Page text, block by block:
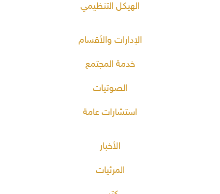
الهيكل التنظيمي
الإدارات والأقسام
خدمة المجتمع
الصوتيات
استشارات عامة
الأخبار
المرئيات